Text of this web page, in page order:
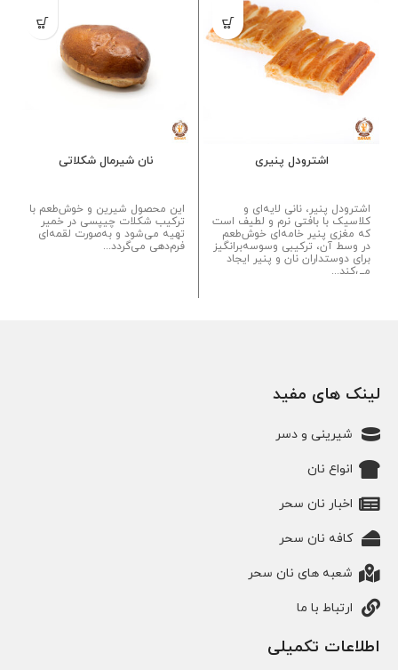
اشترودل پنیری
اشترودل پنیر، نانی لایه‌ای و
کلاسیک با بافتی نرم و لطیف است
که مغزی پنیر خامه‌ای خوش‌طعم
در وسط آن، ترکیبی وسوسه‌برانگیز
برای دوستداران نان و پنیر ایجاد
می‌کند...
نان شیرمال شکلاتی
این محصول شیرین و خوش‌طعم با
ترکیب شکلات چیپسی در خمیر
تهیه می‌شود و به‌صورت لقمه‌ای
فرم‌دهی می‌گردد...
لینک های مفید
شیرینی و دسر
انواع نان
اخبار نان سحر
کافه نان سحر
شعبه های نان سحر
ارتباط با ما
اطلاعات تکمیلی